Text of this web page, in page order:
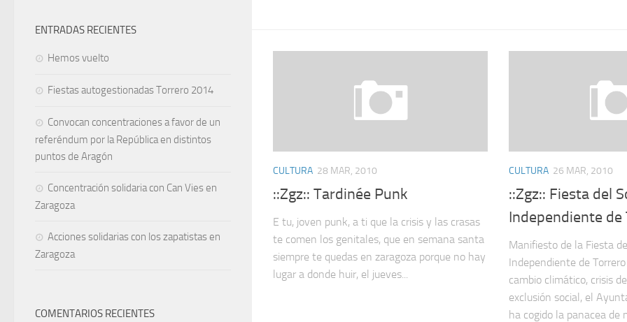
CULTURA 28 MAR, 2010
::Zgz:: Tardinée Punk
E tu, joven punk, a ti que la crisis y las crasas
te comen los genitales, que en semana santa
siempre te quedas en zaragoza porque no hay
lugar a donde huir, el jueves...
CULTURA 26 MAR, 2010
::Zgz:: Fiesta del
Independiente
Manifiesto de la Fiesta
Independiente de
cambio climático, crisis
exclusión social, el
ha cogido la panacea de
ENTRADAS RECIENTES
Hemos vuelto
Fiestas autogestionadas Torrero 2014
Convocan concentraciones a favor de un
referéndum por la República en distintos
puntos de Aragón
Concentración solidaria con Can Vies en
Zaragoza
Acciones solidarias con los zapatistas en
Zaragoza
COMENTARIOS RECIENTES